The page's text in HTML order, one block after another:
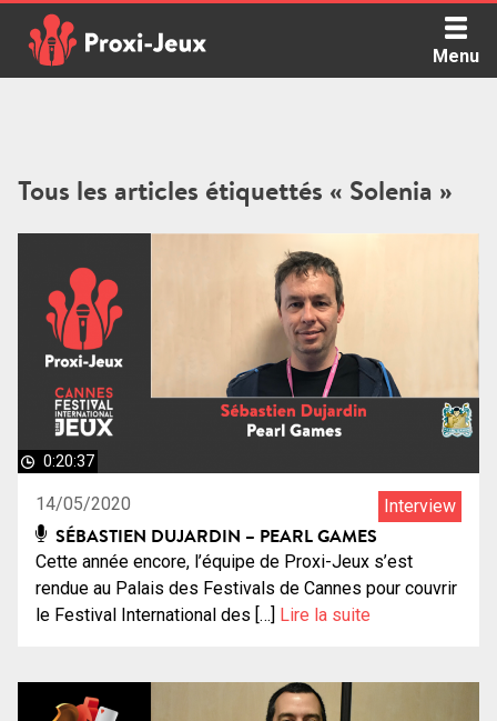
content
Menu
Tous les articles étiquettés « Solenia »
0:20:37
14/05/2020 Interview
SÉBASTIEN DUJARDIN – PEARL GAMES
Cette année encore, l’équipe de Proxi-Jeux s’est
rendue au Palais des Festivals de Cannes pour couvrir
le Festival International des […] Lire la suite